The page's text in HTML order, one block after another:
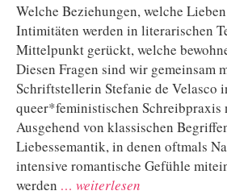
Welche Beziehungen, welche
Intimitäten werden in literarischen
Mittelpunkt gerückt, welche
Diesen Fragen sind wir gemeinsam
Schriftstellerin Stefanie de Velasco
queer*feministischen Schreibpraxis
Ausgehend von klassischen
Liebessemantik, in denen oftmals
intensive romantische Gefühle
werden … weiterlesen